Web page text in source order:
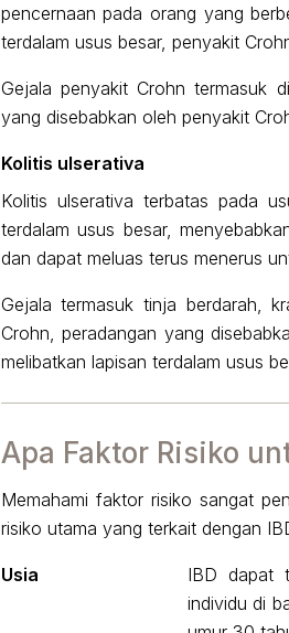
pencernaan pada orang yang
terdalam usus besar, penyakit
Gejala penyakit Crohn termasuk
yang disebabkan oleh penyakit
Kolitis ulserativa
Kolitis ulserativa terbatas pada
terdalam usus besar,
dan dapat meluas terus menerus
Gejala termasuk tinja berdarah,
Crohn, peradangan yang
melibatkan lapisan terdalam usus
Apa Faktor Risiko
Memahami faktor risiko sangat
risiko utama yang terkait dengan
Usia
IBD dapat
individu di